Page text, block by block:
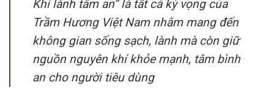
Khí lành tâm an” là tất cả kỳ vọng của
Trầm Hương Việt Nam nhằm mang đến
không gian sống sạch, lành mà còn giữ
nguồn nguyên khí khỏe mạnh, tâm bình
an cho người tiêu dùng